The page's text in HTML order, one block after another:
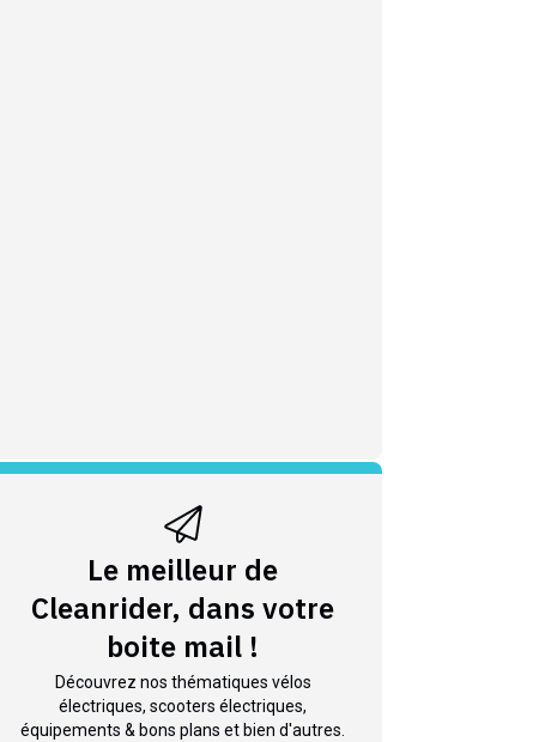
Le meilleur de
Cleanrider, dans votre
boite mail !
Découvrez nos thématiques vélos
électriques, scooters électriques,
équipements & bons plans et bien d'autres.